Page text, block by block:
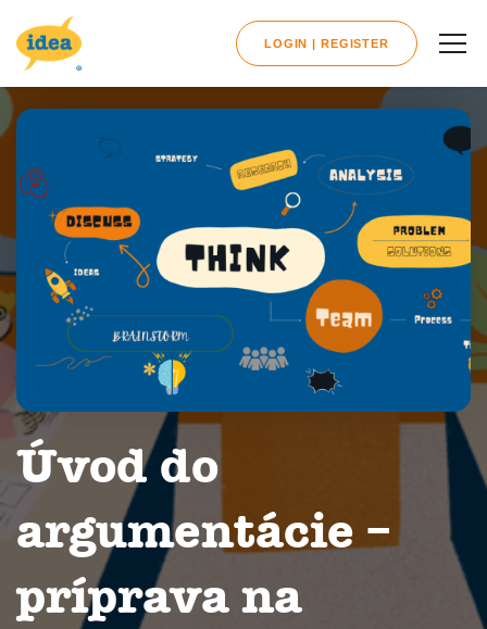
LOGIN | REGISTER
Úvod do
argumentácie –
príprava na